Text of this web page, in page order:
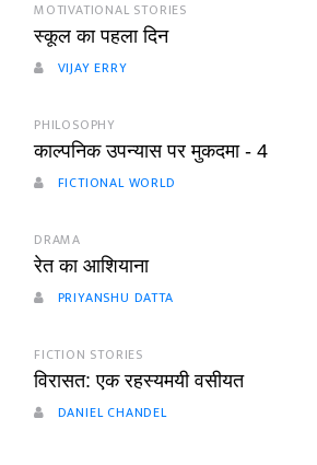
MOTIVATIONAL STORIES
स्कूल का पहला दिन
VIJAY ERRY
PHILOSOPHY
काल्पनिक उपन्यास पर मुकदमा - 4
FICTIONAL WORLD
DRAMA
रेत का आशियाना
PRIYANSHU DATTA
FICTION STORIES
विरासत: एक रहस्यमयी वसीयत
DANIEL CHANDEL